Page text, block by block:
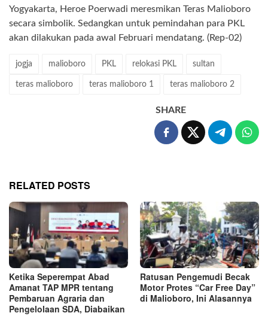
Yogyakarta, Heroe Poerwadi meresmikan Teras Malioboro
secara simbolik. Sedangkan untuk pemindahan para PKL
akan dilakukan pada awal Februari mendatang. (Rep-02)
jogja malioboro PKL relokasi PKL sultan
teras malioboro teras malioboro 1 teras malioboro 2
SHARE
RELATED POSTS
Ketika Seperempat Abad
Amanat TAP MPR tentang
Pembaruan Agraria dan
Pengelolaan SDA, Diabaikan
Ratusan Pengemudi Becak
Motor Protes “Car Free Day”
di Malioboro, Ini Alasannya